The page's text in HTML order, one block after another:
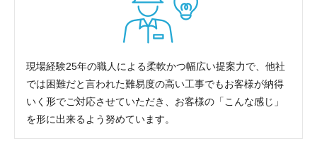
現場経験25年の職人による柔軟かつ幅広い提案力で、他社
では困難だと言われた難易度の高い工事でもお客様が納得
いく形でご対応させていただき、お客様の「こんな感じ」
を形に出来るよう努めています。